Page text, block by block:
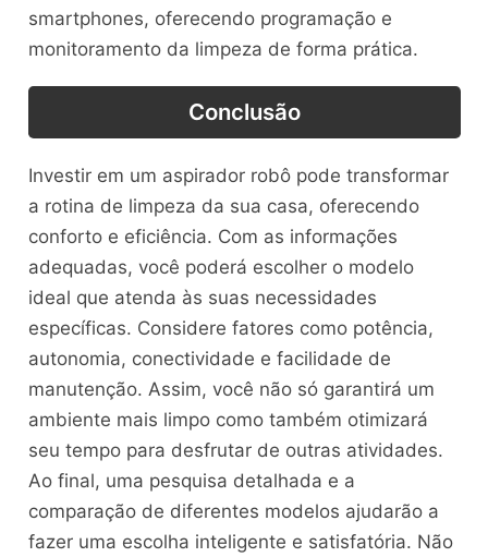
smartphones, oferecendo programação e
monitoramento da limpeza de forma prática.
Conclusão
Investir em um aspirador robô pode transformar
a rotina de limpeza da sua casa, oferecendo
conforto e eficiência. Com as informações
adequadas, você poderá escolher o modelo
ideal que atenda às suas necessidades
específicas. Considere fatores como potência,
autonomia, conectividade e facilidade de
manutenção. Assim, você não só garantirá um
ambiente mais limpo como também otimizará
seu tempo para desfrutar de outras atividades.
Ao final, uma pesquisa detalhada e a
comparação de diferentes modelos ajudarão a
fazer uma escolha inteligente e satisfatória. Não